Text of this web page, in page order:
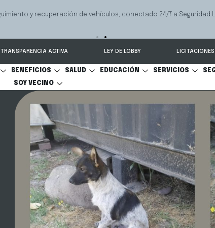
Mediación Familiar
Servicio que ayuda a las familias a
TRANSPARENCIA ACTIVA LEY DE LOBBY LICITACIONES
BENEFICIOS SALUD EDUCACIÓN SERVICIOS
SOY VECINO